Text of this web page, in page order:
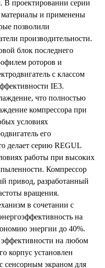
В проектировании серии
и применены
позволили
производительности.
блок последнего
роторов и
с классом
IE3.
что полностью
компрессора при
условиях
его
делает серию REGUL
работы при высоких
Компрессор
привод, разработанный
вращения.
в сочетании с
на
энергии до 40%.
эффективности на любом
корпус установлен
сенсорным экраном для